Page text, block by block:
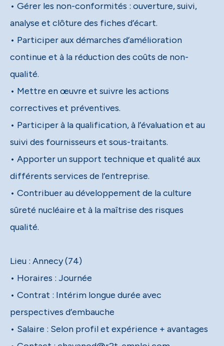
• Gérer les non-conformités : ouverture, suivi,
analyse et clôture des fiches d’écart.
• Participer aux démarches d’amélioration
continue et à la réduction des coûts de non-
qualité.
• Mettre en œuvre et suivre les actions
correctives et préventives.
• Participer à la qualification, à l’évaluation et au
suivi des fournisseurs et sous-traitants.
• Apporter un support technique et qualité aux
différents services de l’entreprise.
• Contribuer au développement de la culture
sûreté nucléaire et à la maîtrise des risques
qualité.
Lieu : Annecy (74)
• Horaires : Journée
• Contrat : Intérim longue durée avec
perspectives d’embauche
• Salaire : Selon profil et expérience + avantages